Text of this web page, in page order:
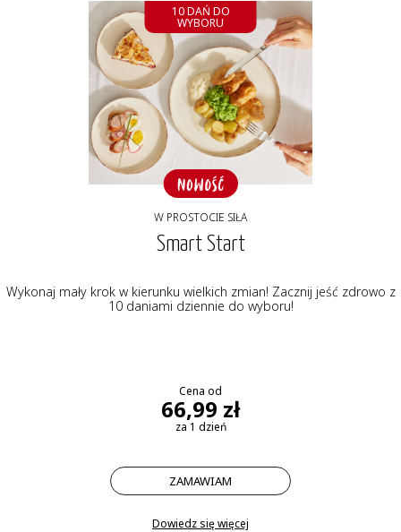
10 DAŃ DO
WYBORU
W PROSTOCIE SIŁA
Smart Start
Wykonaj mały krok w kierunku wielkich zmian! Zacznij jeść zdrowo z
10 daniami dziennie do wyboru!
Cena od
66,99 zł
za 1 dzień
ZAMAWIAM
Dowiedz się więcej